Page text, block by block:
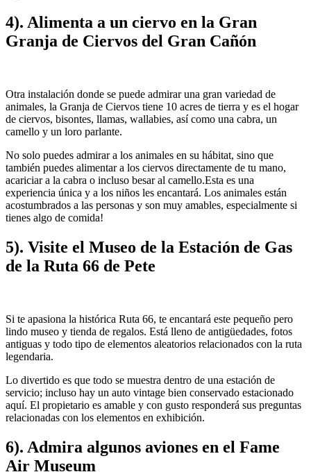
4). Alimenta a un ciervo en la Gran
Granja de Ciervos del Gran Cañón
Otra instalación donde se puede admirar una gran variedad de
animales, la Granja de Ciervos tiene 10 acres de tierra y es el hogar
de ciervos, bisontes, llamas, wallabies, así como una cabra, un
camello y un loro parlante.
No solo puedes admirar a los animales en su hábitat, sino que
también puedes alimentar a los ciervos directamente de tu mano,
acariciar a la cabra o incluso besar al camello.Esta es una
experiencia única y a los niños les encantará. Los animales están
acostumbrados a las personas y son muy amables, especialmente si
tienes algo de comida!
5). Visite el Museo de la Estación de Gas
de la Ruta 66 de Pete
Si te apasiona la histórica Ruta 66, te encantará este pequeño pero
lindo museo y tienda de regalos. Está lleno de antigüedades, fotos
antiguas y todo tipo de elementos aleatorios relacionados con la ruta
legendaria.
Lo divertido es que todo se muestra dentro de una estación de
servicio; incluso hay un auto vintage bien conservado estacionado
aquí. El propietario es amable y con gusto responderá sus preguntas
relacionadas con los elementos en exhibición.
6). Admira algunos aviones en el Fame
Air Museum